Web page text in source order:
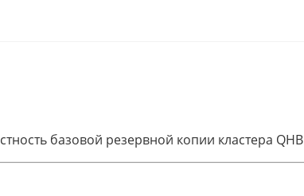
базовой резервной копии кластера QHB